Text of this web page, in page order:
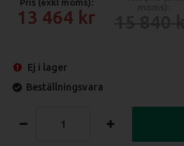
Pris (exkl moms):
13 464
Ej i lager
Beställningsvara